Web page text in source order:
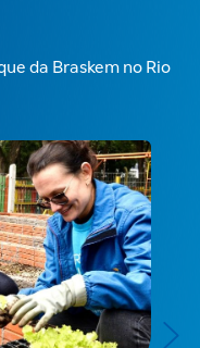
da Braskem no Rio